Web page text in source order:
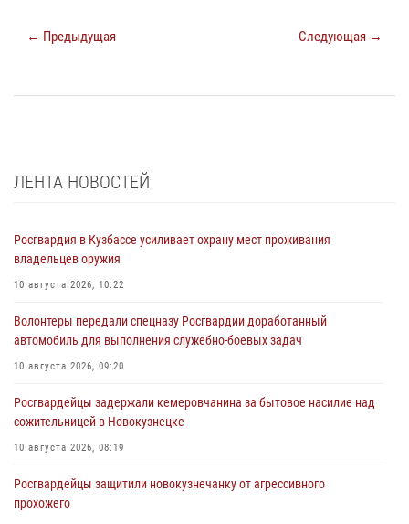
← Предыдущая Следующая →
ЛЕНТА НОВОСТЕЙ
Росгвардия в Кузбассе усиливает охрану мест проживания
владельцев оружия
10 августа 2026, 10:22
Волонтеры передали спецназу Росгвардии доработанный
автомобиль для выполнения служебно-боевых задач
10 августа 2026, 09:20
Росгвардейцы задержали кемеровчанина за бытовое насилие над
сожительницей в Новокузнецке
10 августа 2026, 08:19
Росгвардейцы защитили новокузнечанку от агрессивного
прохожего